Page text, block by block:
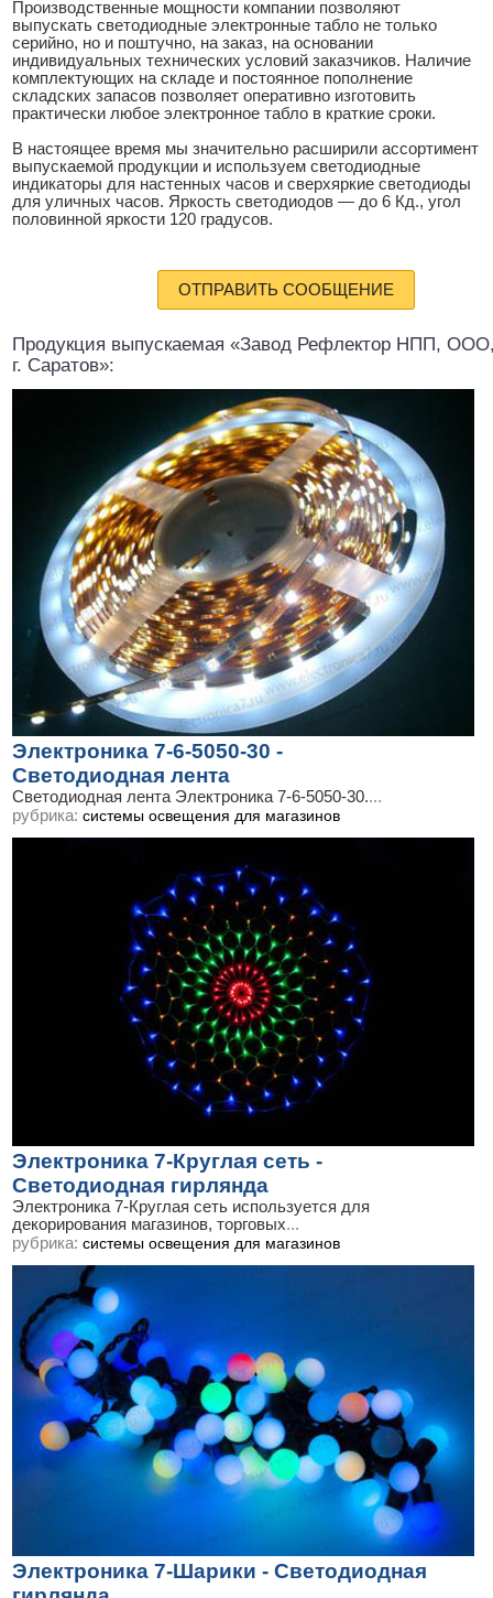
Производственные мощности компании позволяют
выпускать светодиодные электронные табло не только
серийно, но и поштучно, на заказ, на основании
индивидуальных технических условий заказчиков. Наличие
комплектующих на складе и постоянное пополнение
складских запасов позволяет оперативно изготовить
практически любое электронное табло в краткие сроки.
В настоящее время мы значительно расширили ассортимент
выпускаемой продукции и используем светодиодные
индикаторы для настенных часов и сверхяркие светодиоды
для уличных часов. Яркость светодиодов — до 6 Кд., угол
половинной яркости 120 градусов.
ОТПРАВИТЬ СООБЩЕНИЕ
Продукция выпускаемая «Завод Рефлектор НПП,
г. Саратов»:
Электроника 7-6-5050-30 -
Светодиодная лента
Светодиодная лента Электроника 7-6-5050-30....
рубрика: системы освещения для магазинов
Электроника 7-Круглая сеть -
Светодиодная гирлянда
Электроника 7-Круглая сеть используется для
декорирования магазинов, торговых...
рубрика: системы освещения для магазинов
Электроника 7-Шарики - Светодиодная